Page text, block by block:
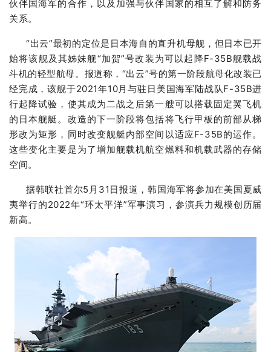
伙伴国海军的合作，以及加强与伙伴国家的相互了解和防务
关系。
“出云”最初的定位是日本海自的直升机母舰，但日本已开
始将该舰及其姊妹舰“加贺”号改装为可以起降F-35B舰载战
斗机的轻型航母。报道称，“出云”号的第一阶段航母化改装已
经完成，该舰于2021年10月与驻日美国海军陆战队F-35B进
行起降试验，使其成为二战之后第一艘可以搭载固定翼飞机
的日本舰艇。改造的下一阶段将包括将飞行甲板的前部从梯
形改为矩形，同时改变舰艇内部空间以适应F-35B的运作。
这些变化主要是为了增加舰载机航空燃料和机载武器的存储
空间。
据韩联社首尔5月31日报道，韩国海军将参加在美国夏威
夷举行的2022年“环太平洋”军事演习，参演兵力规模创历届
新高。